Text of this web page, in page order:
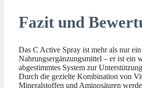
Fazit und
Das C Active Spray ist mehr als nur ein
Nahrungsergänzungsmittel – er ist ein
abgestimmtes System zur
Durch die gezielte Kombination von
Mineralstoffen und Aminosäuren